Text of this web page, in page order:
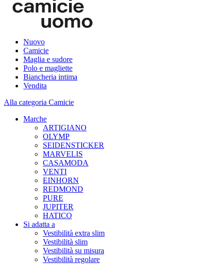
Nuovo
Camicie
Maglia e sudore
Polo e magliette
Biancheria intima
Vendita
Alla categoria Camicie
Marche
ARTIGIANO
OLYMP
SEIDENSTICKER
MARVELIS
CASAMODA
VENTI
EINHORN
REDMOND
PURE
JUPITER
HATICO
Si adatta a
Vestibilità extra slim
Vestibilità slim
Vestibilità su misura
Vestibilità regolare